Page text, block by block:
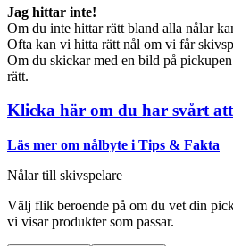
Jag hittar inte!
Om du inte hittar rätt bland alla nålar
Ofta kan vi hitta rätt nål om vi får
Om du skickar med en bild på
rätt.
Klicka här om du har svårt
Läs mer om nålbyte i Tips & Fakta
Nålar till skivspelare
Välj flik beroende på om du vet din
vi visar produkter som passar.